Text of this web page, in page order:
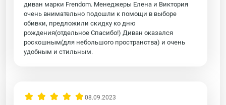
диван марки Frendom. Менеджеры Елена и Виктория
очень внимательно подошли к помощи в выборе
обивки, предложили скидку ко дню
рождения(отдельное Спасибо!) Диван оказался
роскошным(для небольшого пространства) и очень
удобным и стильным.
08.09.2023